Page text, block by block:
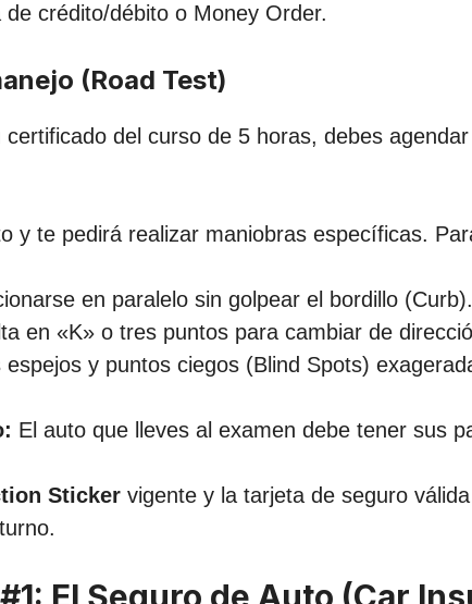
crédito/débito o Money Order.
(Road Test)
del curso de 5 horas, debes
y te pedirá realizar maniobras específicas.
en paralelo sin golpear el bordillo (Curb).
en «K» o tres puntos para cambiar de
espejos y puntos ciegos (Blind Spots)
El auto que lleves al examen debe tener sus
Sticker vigente y la tarjeta de seguro